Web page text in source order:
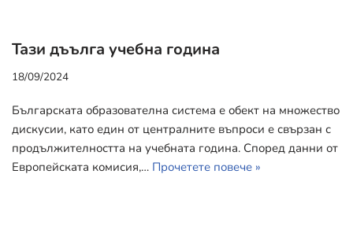
Тази дъълга учебна година
18/09/2024
Българската образователна система е обект на множество
дискусии, като един от централните въпроси е свързан с
продължителността на учебната година. Според данни от
Европейската комисия,… Прочетете повече »